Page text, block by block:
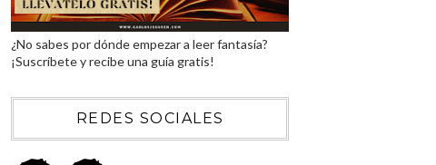
¿No sabes por dónde empezar a leer fantasía?
¡Suscríbete y recibe una guía gratis!
REDES SOCIALES